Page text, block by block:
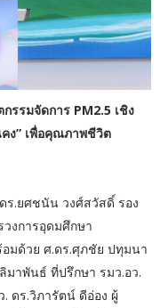
รรมจัดการ PM2.5 เชิง
ง” เพื่อคุณภาพชีวิต
ร.ยศชนัน วงศ์สวัสดิ์ รอง
งการอุดมศึกษา
มด้วย ศ.ดร.ศุภชัย ปทุมนา
าพันธ์ ที่ปรึกษา รมว.อว.
ดร.วิภารัตน์ ดีอ่อง ผู้